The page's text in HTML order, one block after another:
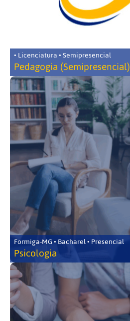
• Licenciatura • Semipresencial
Pedagogia (Semipresencial)
Formiga-MG • Bacharel • Presencial
Psicologia